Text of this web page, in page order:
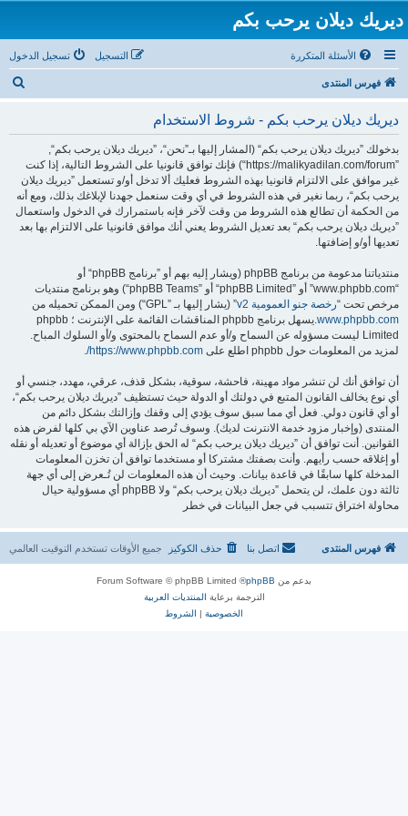
ديريك ديلان يرحب بكم
الأسئلة المتكررة تسجيل الدخول التسجيل
فهرس المنتدى
ديريك ديلان يرحب بكم - شروط الاستخدام
بدخولك ”ديريك ديلان يرحب بكم“ (المشار إليها بـ”نحن“، ”ديريك ديلان يرحب بكم“,
”https://malikyadilan.com/forum“) فإنك توافق قانونيا على الشروط التالية، إذا كنت
غير موافق على الالتزام قانونيا بهذه الشروط فعليك ألا تدخل أو/و تستعمل ”ديريك ديلان
يرحب بكم“، ربما نغير في هذه الشروط في أي وقت سنعمل جهدنا لإبلاغك بذلك، ومع أنه
من الحكمة أن تطالع هذه الشروط من وقت لآخر فإنه باستمرارك في الدخول واستعمال
”ديريك ديلان يرحب بكم“ بعد تعديل الشروط يعني أنك موافق قانونيا على الالتزام بها بعد
تعديها أو/و إضافتها.
منتدياتنا مدعومة من برنامج phpBB (ويشار إليه بهم أو ”برنامج phpBB“ أو
“www.phpbb.com” أو ”phpBB Limited“ أو ”phpBB Teams“) وهو برنامج منتديات
مرخص تحت “رخصة جنو العمومية v2
” (يشار إليها بـ ”GPL“) ومن الممكن تحميله من
www.phpbb.com
.يسهل برنامج phpbb المناقشات القائمة على الإنترنت ؛ phpbb
Limited ليست مسؤوله عن السماح و/أو عدم السماح بالمحتوى و/أو السلوك المباح.
لمزيد من المعلومات حول phpbb اطلع على
https://www.phpbb.com/
.
أن توافق أنك لن تنشر مواد مهينة، فاحشة، سوقية، بشكل قذف، عرقي، مهدد، جنسي أو
أي نوع يخالف القانون المتبع في دولتك أو الدولة حيث تستظيف ”ديريك ديلان يرحب بكم“،
أو أي قانون دولي. فعل أي مما سبق سوف يؤدي إلى وقفك وإزالتك بشكل دائم من
المنتدى (وإخبار مزود خدمة الانترنت لديك). وسوف تُرصد عناوين الآي بي كلها لفرض هذه
القوانين. أنت توافق أن ”ديريك ديلان يرحب بكم“ له الحق بإزالة أي موضوع أو تعديله أو نقله
أو إغلاقه حسب رأيهم. وأنت بصفتك مشتركا أو مستخدما توافق أن تخزن المعلومات
المدخلة كلها سابقًا في قاعدة بيانات. وحيث أن هذه المعلومات لن تُـعرض إلى أي جهة
ثالثة دون علمك، لن يتحمل ”ديريك ديلان يرحب بكم“ ولا phpBB أي مسؤولية حيال
محاولة اختراق تتسبب في جعل البيانات في خطر
فهرس المنتدى جميع الأوقات تستخدم التوقيت العالمي حذف الكوكيز اتصل بنا
بدعم من phpBB
® Forum Software © phpBB Limited
الترجمة برعاية المنتديات العربية
الخصوصية | الشروط